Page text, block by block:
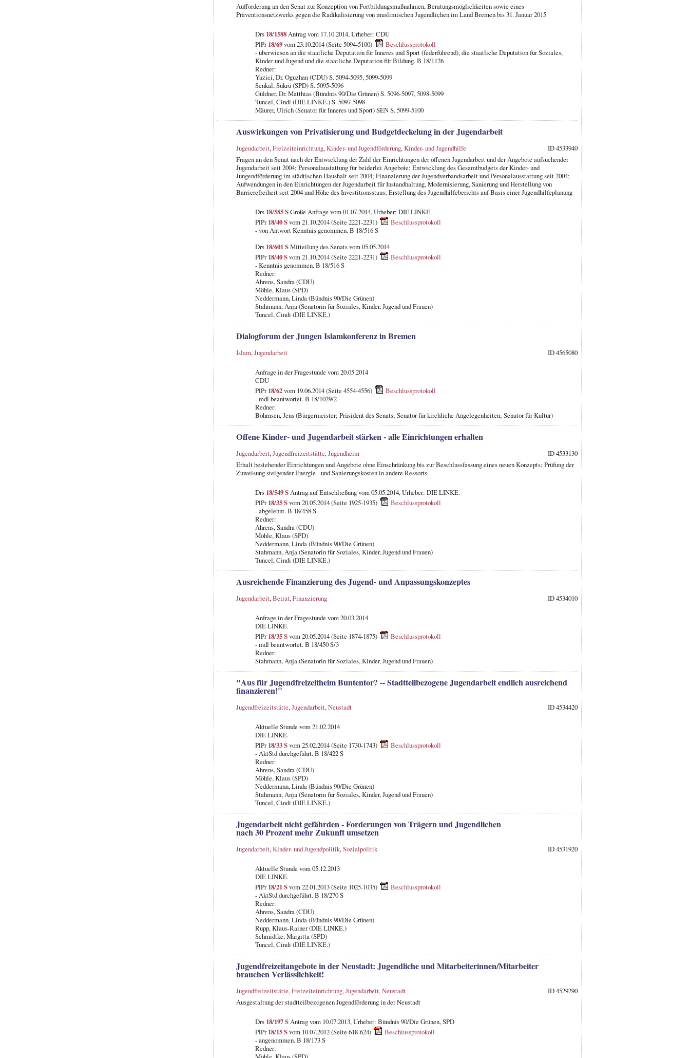
Aufforderung an den Senat zur Konzeption von Fortbildungsmaßnahmen, Beratungsmöglichkeiten sowie eines
Präventionsnetzwerks gegen die Radikalisierung von muslimischen Jugendlichen im Land Bremen bis 31. Januar 2015
Drs 18/1588Antrag vom 17.10.2014, Urheber: CDU
PlPr18/69vom 23.10.2014 (Seite 5094-5100)
Beschlussprotokoll
- überwiesen an die staatliche Deputation für Inneres und Sport (federführend), die staatliche Deputation für Soziales,
Kinder und Jugend und die staatliche Deputation für Bildung. B 18/1126
Redner:
Yazici, Dr. Oguzhan (CDU) S. 5094-5095, 5099-5099
Senkal, Sükrü (SPD) S. 5095-5096
Güldner, Dr. Matthias (Bündnis 90/Die Grünen) S. 5096-5097, 5098-5099
Tuncel, Cindi (DIE LINKE.) S. 5097-5098
Mäurer, Ulrich (Senator für Inneres und Sport) SEN S. 5099-5100
Auswirkungen von Privatisierung und Budgetdeckelung in der Jugendarbeit
Jugendarbeit,Freizeiteinrichtung,Kinder- und Jugendförderung,Kinder- und Jugendhilfe
ID 4533940
Fragen an den Senat nach der Entwicklung der Zahl der Einrichtungen der offenen Jugendarbeit und der Angebote aufsuchender
Jugendarbeit seit 2004; Personalaustattung für beiderlei Angebote; Entwicklung des Gesamtbudgets der Kinder- und
Jungendförderung im städtischen Haushalt seit 2004; Finanzierung der Jugendverbandsarbeit und Personalausstattung seit 2004;
Aufwendungen in den Einrichtungen der Jugendarbeit für Instandhaltung, Modernisierung, Sanierung und Herstellung von
Barrierefreiheit seit 2004 und Höhe des Investitionsstaus; Erstellung des Jugendhilfeberichts auf Basis einer Jugendhilfeplanung
Drs 18/585 SGroße Anfrage vom 01.07.2014, Urheber: DIE LINKE.
PlPr18/40 Svom 21.10.2014 (Seite 2221-2231)
Beschlussprotokoll
- von Antwort Kenntnis genommen. B 18/516 S
Drs 18/601 SMitteilung des Senats vom 05.05.2014
PlPr18/40 Svom 21.10.2014 (Seite 2221-2231)
Beschlussprotokoll
- Kenntnis genommen. B 18/516 S
Redner:
Ahrens, Sandra (CDU)
Möhle, Klaus (SPD)
Neddermann, Linda (Bündnis 90/Die Grünen)
Stahmann, Anja (Senatorin für Soziales, Kinder, Jugend und Frauen)
Tuncel, Cindi (DIE LINKE.)
Dialogforum der Jungen Islamkonferenz in Bremen
Islam,Jugendarbeit ID 4565080
Anfrage in der Fragestunde vom 20.05.2014
CDU
PlPr18/62vom 19.06.2014 (Seite 4554-4556)
Beschlussprotokoll
- mdl beantwortet. B 18/1029/2
Redner:
Böhrnsen, Jens (Bürgermeister; Präsident des Senats; Senator für kirchliche Angelegenheiten; Senator für Kultur)
Offene Kinder- und Jugendarbeit stärken - alle Einrichtungen erhalten
Jugendarbeit,Jugendfreizeitstätte,Jugendheim
ID 4533130
Erhalt bestehender Einrichtungen und Angebote ohne Einschränkung bis zur Beschlussfassung eines neuen Konzepts; Prüfung der
Zuweisung steigender Energie - und Sanierungskosten in andere Ressorts
Drs 18/549 SAntrag auf Entschließung vom 05.05.2014, Urheber: DIE LINKE.
PlPr18/35 Svom 20.05.2014 (Seite 1925-1935)
Beschlussprotokoll
- abgelehnt. B 18/458 S
Redner:
Ahrens, Sandra (CDU)
Möhle, Klaus (SPD)
Neddermann, Linda (Bündnis 90/Die Grünen)
Stahmann, Anja (Senatorin für Soziales, Kinder, Jugend und Frauen)
Tuncel, Cindi (DIE LINKE.)
Ausreichende Finanzierung des Jugend- und Anpassungskonzeptes
Jugendarbeit,Beirat,Finanzierung ID 4534010
Anfrage in der Fragestunde vom 20.03.2014
DIE LINKE.
PlPr18/35 Svom 20.05.2014 (Seite 1874-1875)
Beschlussprotokoll
- mdl beantwortet. B 18/450 S/3
Redner:
Stahmann, Anja (Senatorin für Soziales, Kinder, Jugend und Frauen)
"Aus für Jugendfreizeitheim Buntentor? -- Stadtteilbezogene Jugendarbeit endlich ausreichend
finanzieren!"
Jugendfreizeitstätte,Jugendarbeit,Neustadt ID 4534420
Aktuelle Stunde vom 21.02.2014
DIE LINKE.
PlPr18/33 Svom 25.02.2014 (Seite 1730-1743)
Beschlussprotokoll
- AktStd durchgeführt. B 18/422 S
Redner:
Ahrens, Sandra (CDU)
Möhle, Klaus (SPD)
Neddermann, Linda (Bündnis 90/Die Grünen)
Stahmann, Anja (Senatorin für Soziales, Kinder, Jugend und Frauen)
Tuncel, Cindi (DIE LINKE.)
Jugendarbeit nicht gefährden - Forderungen von Trägern und Jugendlichen
nach 30 Prozent mehr Zukunft umsetzen
Jugendarbeit,Kinder- und Jugendpolitik,Sozialpolitik ID 4531920
Aktuelle Stunde vom 05.12.2013
DIE LINKE.
PlPr18/21 Svom 22.01.2013 (Seite 1025-1035)
Beschlussprotokoll
- AktStd durchgeführt. B 18/270 S
Redner:
Ahrens, Sandra (CDU)
Neddermann, Linda (Bündnis 90/Die Grünen)
Rupp, Klaus-Rainer (DIE LINKE.)
Schmidtke, Margitta (SPD)
Tuncel, Cindi (DIE LINKE.)
Jugendfreizeitangebote in der Neustadt: Jugendliche und Mitarbeiterinnen/Mitarbeiter
brauchen Verlässlichkeit!
Jugendfreizeitstätte,Freizeiteinrichtung,Jugendarbeit,Neustadt
ID 4529290
Ausgestaltung der stadtteilbezogenen Jugendförderung in der Neustadt
Drs 18/197 SAntrag vom 10.07.2013, Urheber: Bündnis 90/Die Grünen, SPD
PlPr18/15 Svom 10.07.2012 (Seite 618-624)
Beschlussprotokoll
- angenommen. B 18/173 S
Redner: